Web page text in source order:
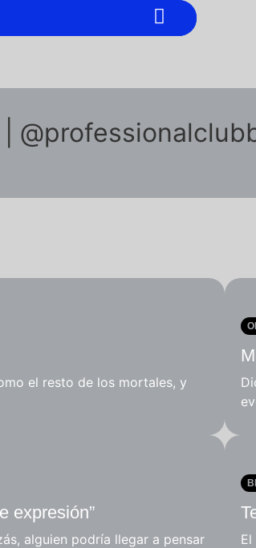
Foodie
el resto de los mortales, y
expresión”
alguien podría llegar a pensar